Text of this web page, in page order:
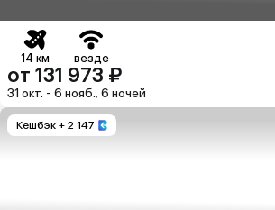
14 км везде
от 131 973 ₽
31 окт. - 6 нояб., 6 ночей
Кешбэк + 2 147